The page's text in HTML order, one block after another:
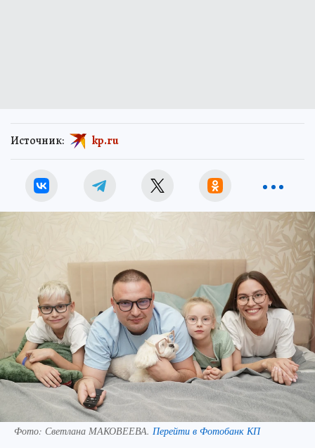
Источник: kp.ru
Фото: Светлана МАКОВЕЕВА. Перейти в Фотобанк КП